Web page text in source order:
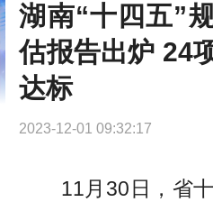
湖南“十四五”
估报告出炉 24
达标
2023-12-01 09:32:17
11月30日，省